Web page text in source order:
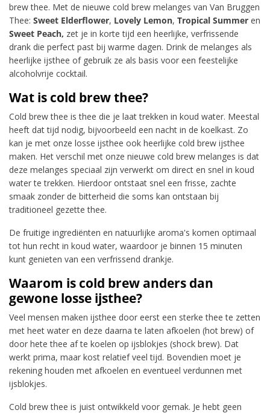
brew thee. Met de nieuwe cold brew melanges van Van Bruggen
Thee: Sweet Elderflower, Lovely Lemon, Tropical Summer en
Sweet Peach, zet je in korte tijd een heerlijke, verfrissende
drank die perfect past bij warme dagen. Drink de melanges als
heerlijke ijsthee of gebruik ze als basis voor een feestelijke
alcoholvrije cocktail.
Wat is cold brew thee?
Cold brew thee is thee die je laat trekken in koud water. Meestal
heeft dat tijd nodig, bijvoorbeeld een nacht in de koelkast. Zo
kan je met onze losse ijsthee ook heerlijke cold brew ijsthee
maken. Het verschil met onze nieuwe cold brew melanges is dat
deze melanges speciaal zijn verwerkt om direct en snel in koud
water te trekken. Hierdoor ontstaat snel een frisse, zachte
smaak zonder de bitterheid die soms kan ontstaan bij
traditioneel gezette thee.
De fruitige ingrediënten en natuurlijke aroma's komen optimaal
tot hun recht in koud water, waardoor je binnen 15 minuten
kunt genieten van een verfrissend drankje.
Waarom is cold brew anders dan
gewone losse ijsthee?
Veel mensen maken ijsthee door eerst een sterke thee te zetten
met heet water en deze daarna te laten afkoelen (hot brew) of
door hete thee af te koelen op ijsblokjes (shock brew). Dat
werkt prima, maar kost relatief veel tijd. Bovendien moet je
rekening houden met afkoelen en eventueel verdunnen met
ijsblokjes.
Cold brew thee is juist ontwikkeld voor gemak. Je hebt geen